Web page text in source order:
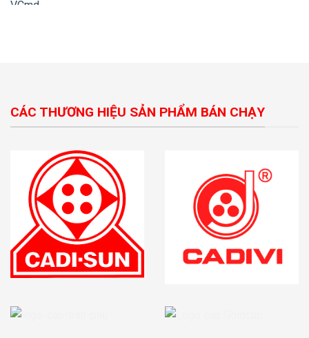
CÁC THƯƠNG HIỆU SẢN PHẨM BÁN CHẠY